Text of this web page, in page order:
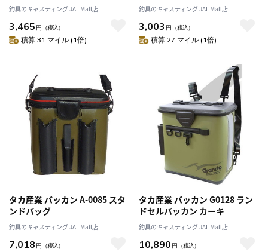
釣具のキャスティング JAL Mall店
3,465 円 （税込）
積算 31 マイル (1倍)
釣具のキャスティング JAL Mall店
3,003 円 （税込）
積算 27 マイル (1倍)
タカ産業 バッカン A-0085 スタ
ンドバッグ
釣具のキャスティング JAL Mall店
7,018 円 （税込）
タカ産業 バッカン G0128 ラン
ドセルバッカン カーキ
釣具のキャスティング JAL Mall店
10,890 円 （税込）